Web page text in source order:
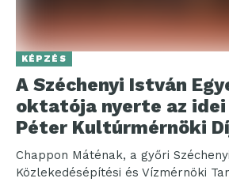
KÉPZÉS
A Széchenyi István
oktatója nyerte az idei
Péter Kultúrmérnöki
Chappon Máténak, a győri
Közlekedésépítési és Vízmérnöki